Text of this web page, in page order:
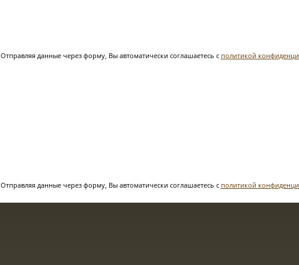
Отправляя данные через форму, Вы автоматически соглашаетесь с политикой
Отправляя данные через форму, Вы автоматически соглашаетесь с политикой